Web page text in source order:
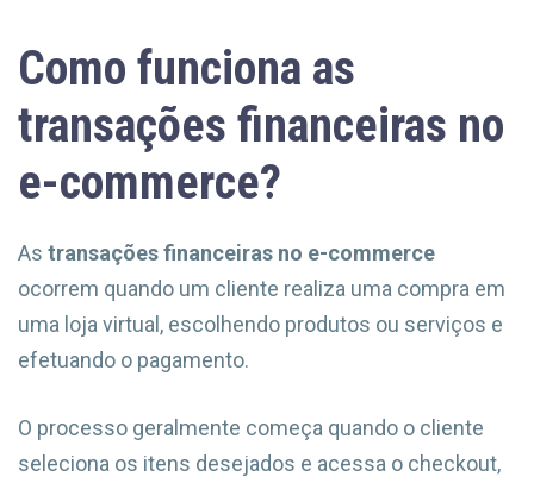
Como funciona as
transações financeiras no
e-commerce?
As transações financeiras no e-commerce
ocorrem quando um cliente realiza uma compra em
uma loja virtual, escolhendo produtos ou serviços e
efetuando o pagamento.
O processo geralmente começa quando o cliente
seleciona os itens desejados e acessa o checkout,